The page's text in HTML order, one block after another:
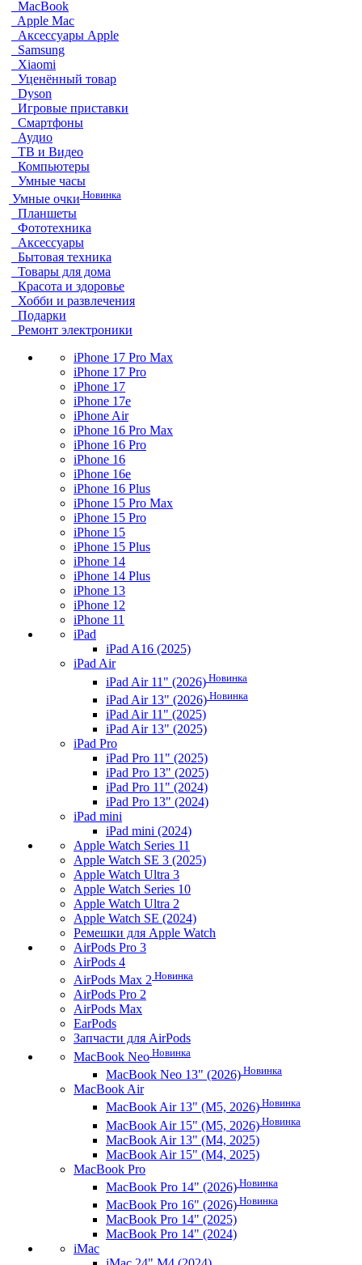
MacBook
Apple Mac
Аксессуары Apple
Samsung
Xiaomi
Уценённый товар
Dyson
Игровые приставки
Смартфоны
Аудио
ТВ и Видео
Компьютеры
Умные часы
Умные очки Новинка
Планшеты
Фототехника
Аксессуары
Бытовая техника
Товары для дома
Красота и здоровье
Хобби и развлечения
Подарки
Ремонт электроники
iPhone 17 Pro Max
iPhone 17 Pro
iPhone 17
iPhone 17e
iPhone Air
iPhone 16 Pro Max
iPhone 16 Pro
iPhone 16
iPhone 16e
iPhone 16 Plus
iPhone 15 Pro Max
iPhone 15 Pro
iPhone 15
iPhone 15 Plus
iPhone 14
iPhone 14 Plus
iPhone 13
iPhone 12
iPhone 11
iPad
iPad A16 (2025)
iPad Air
iPad Air 11" (2026) Новинка
iPad Air 13" (2026) Новинка
iPad Air 11" (2025)
iPad Air 13" (2025)
iPad Pro
iPad Pro 11" (2025)
iPad Pro 13" (2025)
iPad Pro 11" (2024)
iPad Pro 13" (2024)
iPad mini
iPad mini (2024)
Apple Watch Series 11
Apple Watch SE 3 (2025)
Apple Watch Ultra 3
Apple Watch Series 10
Apple Watch Ultra 2
Apple Watch SE (2024)
Ремешки для Apple Watch
AirPods Pro 3
AirPods 4
AirPods Max 2 Новинка
AirPods Pro 2
AirPods Max
EarPods
Запчасти для AirPods
MacBook Neo Новинка
MacBook Neo 13" (2026) Новинка
MacBook Air
MacBook Air 13" (M5, 2026) Новинка
MacBook Air 15" (M5, 2026) Новинка
MacBook Air 13" (M4, 2025)
MacBook Air 15" (M4, 2025)
MacBook Pro
MacBook Pro 14" (2026) Новинка
MacBook Pro 16" (2026) Новинка
MacBook Pro 14" (2025)
MacBook Pro 14" (2024)
iMac